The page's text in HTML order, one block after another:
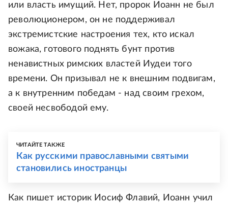
или власть имущий. Нет, пророк Иоанн не был
революционером, он не поддерживал
экстремистские настроения тех, кто искал
вожака, готового поднять бунт против
ненавистных римских властей Иудеи того
времени. Он призывал не к внешним подвигам,
а к внутренним победам - над своим грехом,
своей несвободой ему.
ЧИТАЙТЕ ТАКЖЕ
Как русскими православными святыми
становились иностранцы
Как пишет историк Иосиф Флавий, Иоанн учил